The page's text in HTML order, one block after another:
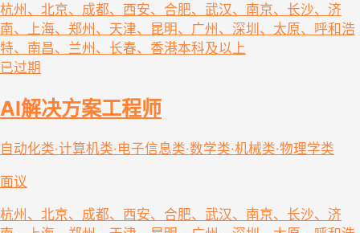
杭州、北京、成都、西安、合肥、武汉、南京、长沙、济
南、上海、郑州、天津、昆明、广州、深圳、太原、呼和浩
特、南昌、兰州、长春、香港本科及以上
已过期
AI解决方案工程师
自动化类·计算机类·电子信息类·数学类·机械类·物理学类
面议
杭州、北京、成都、西安、合肥、武汉、南京、长沙、济